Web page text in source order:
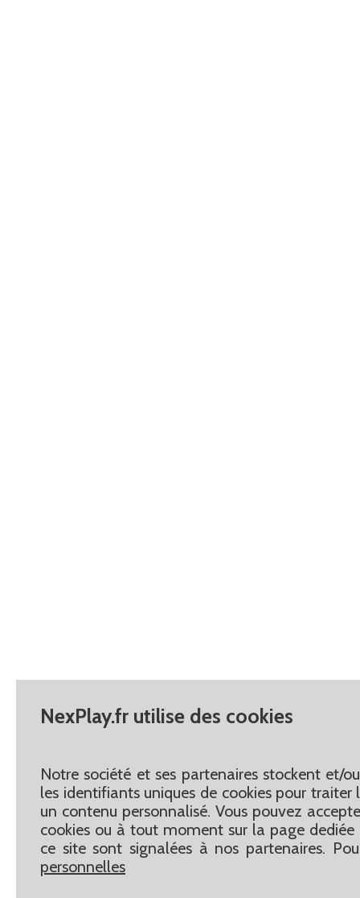
NexPlay.fr utilise des cookies
Notre société et ses partenaires stockent et/
les identifiants uniques de cookies pour
un contenu personnalisé. Vous pouvez
cookies ou à tout moment sur la page dediée
ce site sont signalées à nos partenaires.
personnelles